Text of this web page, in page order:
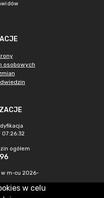
osobowych
ogółem
w m-cu 2026-
w celu